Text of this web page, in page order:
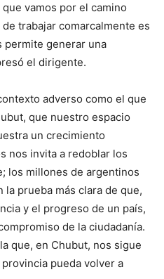
vamos por el camino
trabajar comarcalmente es
permite generar una
el dirigente.
adverso como el que
que nuestro espacio
un crecimiento
nos invita a redoblar los
los millones de argentinos
prueba más clara de que,
y el progreso de un país,
de la ciudadanía.
que, en Chubut, nos sigue
pueda volver a